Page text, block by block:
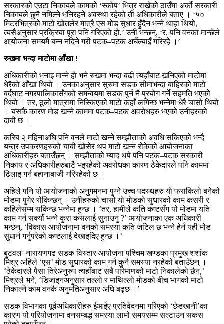
सरकारको एउटा निकायले कामको ‘स्कोप’ भित्र राखेको ठाउँमा अर्को सरकारी
निकायले छुनै नमिल्ने भनिरहने अवस्था रहेको ती अधिकारीले बताए । ‘५०
मिटरभित्रको माटो खोतलेर मात्रै एस मोड सुधार हुँदैन भन्ने थाहा थियो,
त्यसैअनुसार प्रक्रिया पूरा पनि गरिएको हो,’ उनी भन्छन्, ‘र, पनि वनका मान्छेले
आयोजना समयमै बन्न नदिने गरी पटक–पटक अर्घेल्याइँ गरिरहे ।’
रुखमा भन्दा माटोमा आँखा !
अधिकारीको भनाइ मान्ने हो भने रुखमा भन्दा बढी त्यहाँबाट खनिएको माटोमा
धेरैको आँखा थियो । उनकाअनुसार सुरुमा सडक सीमाभन्दा बाहिरको माटो
बर्दघाट नगरपालिकासंँगको समन्वयमा सडक पुर्न नै प्रयोग गर्ने सहमति भएको
थियो । तर, ठूलो मात्रामा निस्किएको माटो कहाँ लगिन्छ भन्नेमा धेरै चासो थियो
। यसकै कारण मोड खन्ने काममा पटक–पटक अवरोधहरु भएको उनीहरुको
दाबी छ ।
करिब २ महिनाअघि पनि वनले माटो खन्ने सम्झौताको अवधि सकिएको भन्दै
यन्त्र उपकरणहरुको चाबी खोसेर थप माटो खन्न रोकेको आयोजनाका
अधिकारीहरु बताउँछन् । सम्झौताको म्याद थपे पनि पटक–पटक सरकारी
निकाय र अधिकारीहरुबाटै भइरहेको अवरोधका कारण ठेकेदारले पनि काममा
ढिलाइ गर्न बहानाबाजी गरिरहेको छ ।
अहिले पनि यो आयोजनाको अनुगमनमा पुग्ने उच्च पदस्थहरु यो फराकिलो बनेको
मोडमा पुगेर रोकिन्छन् । उनीहरुको चासो यो मोडको सुधारको काम कसरी र
कहिलेसम्म सकिन्छ भन्नेमा हुन्छ । ‘तर, हामीले कति कष्टसँग यो मोडमा यति
काम गर्न सक्यौं भन्ने कुरा कसलाई सुनाउनु ?’ आयोजनाका एक अधिकारी
भन्छन्, ‘विकास आयोजनामा वनको समस्या कति जटिल छ भन्ने हेर्न यही मोड
सुधार्न गर्नुपरेको कष्टलाई देखाइदिए हुन्छ ।’
बुटवल–नारायणगढ सडक विस्तार आयोजना पश्चिम खण्डका प्रमुख शशांक
मिश्र अहिले ‘एस’ मोड सुधारको काम गर्न कुनै समस्या नरहेको बताउँछन् ।
‘ठेकेदारले पैसा तिरेअनुरुप त्यहाँबाट सबै परिमाणको माटो निकालेको छैन,’
मिश्रले भने, ‘डिजाइनअनुसार तल्लो र माथिल्लो मोडको बीच भागको माटो
निकाल्ने काम वनकै अनुमतिअनुसार अघि बढ्छ ।’
सडक विभागका पूर्वअधिकारीहरु ईआईए प्रतिवेदनमा गरिएको ‘छेडखानी’का
कारण यो परियोजनामा वनसम्बद्ध समस्या लामो समयसम्म सल्टाउन सकस